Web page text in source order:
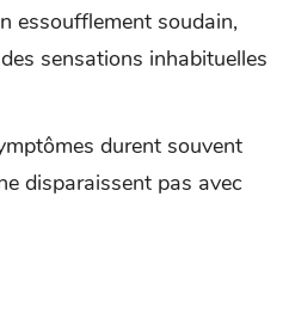
essoufflement soudain,
sensations inhabituelles
durent souvent
disparaissent pas avec